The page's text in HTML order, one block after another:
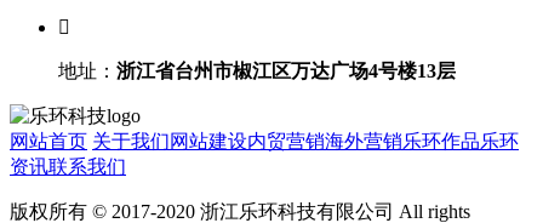

地址： 浙江省台州市椒江区万达广场4号楼13层
网站首页 关于我们网站建设内贸营销海外营销乐环作品乐环
资讯联系我们
版权所有 © 2017-2020 浙江乐环科技有限公司 All rights